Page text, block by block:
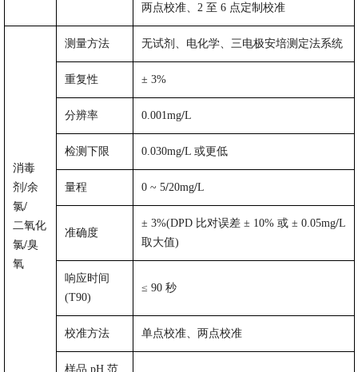
两点校准、 2 至 6 点定制校准
消毒
剂 /余
氯/
二氧化
氯/臭
氧
测量方法 无试剂、电化学、三电极安培测定法系统
重复性 ± 3%
分辨率 0.001mg/L
检测下限 0.030mg/L 或更低
量程 0 ~ 5/20mg/L
准确度
± 3%(DPD 比对误差 ± 10% 或 ± 0.05mg/L
取大值)
响应时间
(T90)
≤ 90 秒
校准方法 单点校准、两点校准
样品 pH 范